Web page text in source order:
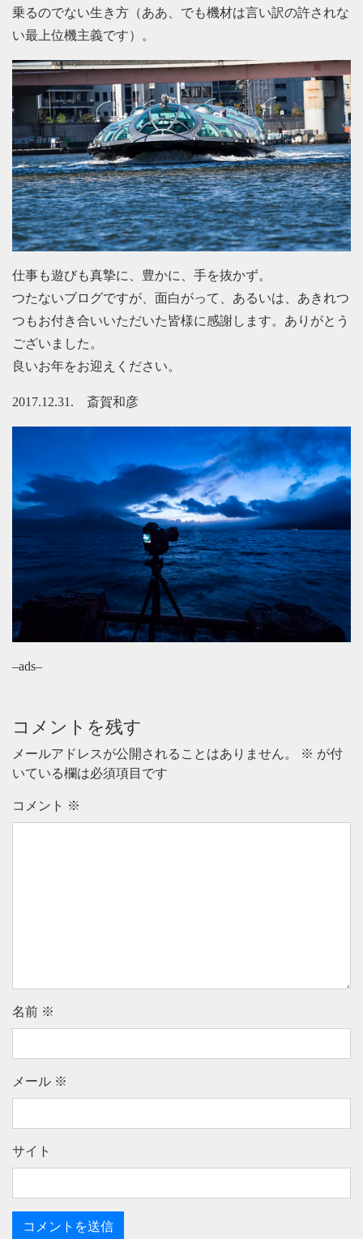
乗るのでない生き方（ああ、でも機材は言い訳の許されな
い最上位機主義です）。
仕事も遊びも真摯に、豊かに、手を抜かず。
つたないブログですが、面白がって、あるいは、あきれつ
つもお付き合いいただいた皆様に感謝します。ありがとう
ございました。
良いお年をお迎えください。
2017.12.31. 斎賀和彦
–ads–
コメントを残す
メールアドレスが公開されることはありません。 ※ が付
いている欄は必須項目です
コメント ※
名前 ※
メール ※
サイト